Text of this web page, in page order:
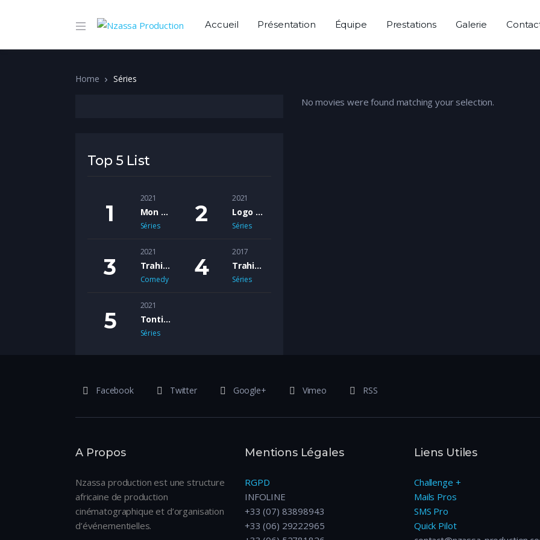
Accueil Présentation Équipe Prestations Galerie
Home Séries
No movies were found matching your selection.
Top 5 List
2021
Mon histoire
Séries
2021
Logo animé
Séries
2021
Trahison et trahison
Comedy
2017
Trahison
Séries
2021
Tontine
Séries
Facebook Twitter Google+ Vimeo RSS
A Propos
Nzassa production est une structure
africaine de production
cinématographique et d’organisation
d’événementielles.
Mentions Légales
RGPD
INFOLINE
+33 (07) 83898943
+33 (06) 29222965
Liens Utiles
Challenge +
Mails Pros
SMS Pro
Quick Pilot